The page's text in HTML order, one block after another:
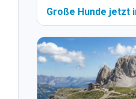
Große Hunde jetzt